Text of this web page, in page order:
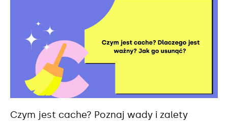
Czym jest cache? Poznaj wady i zalety